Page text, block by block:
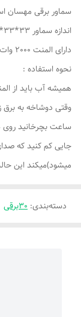
سماور برقی مهسان استیل کار 30 لیتری
اندازه سماور 33*33*66 سانت میباشد
دارای المنت 2000 وات و ترموسات درجه 1
نحوه استفاده :
همیشه آب باید از المنت بالاتر و 5 سانت
وقتی دوشاخه به
جایی کم کنید که
میشود)میکند این
دسته‌بندی: 30برقی